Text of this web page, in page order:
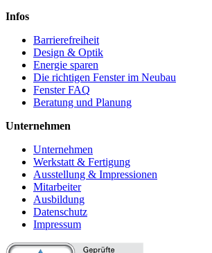
Infos
Barrierefreiheit
Design & Optik
Energie sparen
Die richtigen Fenster im Neubau
Fenster FAQ
Beratung und Planung
Unternehmen
Unternehmen
Werkstatt & Fertigung
Ausstellung & Impressionen
Mitarbeiter
Ausbildung
Datenschutz
Impressum